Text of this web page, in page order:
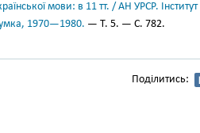
мови: в 11 тт. / АН УРСР.
1970—1980. — Т. 5. — С. 782.
Поділитись: